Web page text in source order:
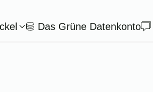
Das Grüne Datenkonto